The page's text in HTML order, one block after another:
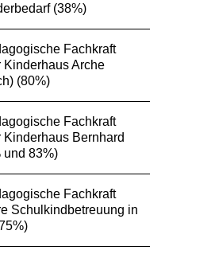
(38%)
Fachkraft
Kinderhaus Arche
(80%)
Fachkraft
Kinderhaus Bernhard
und 83%)
Fachkraft
Schulkindbetreuung in